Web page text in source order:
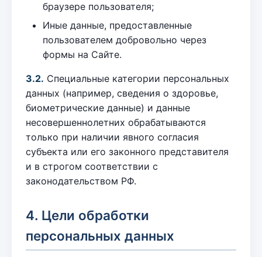
браузере пользователя;
Иные данные, предоставленные
пользователем добровольно через
формы на Сайте.
3.2. Специальные категории персональных
данных (например, сведения о здоровье,
биометрические данные) и данные
несовершеннолетних обрабатываются
только при наличии явного согласия
субъекта или его законного представителя
и в строгом соответствии с
законодательством РФ.
4. Цели обработки
персональных данных